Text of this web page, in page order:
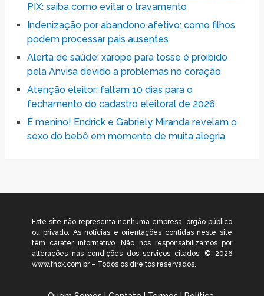
PIX: saiba como evitar o travamento
Indenização por abandono afetivo: como filhos
podem processar pais ausentes
Alerta de saúde: xarope para tosse é proibido
pela Anvisa devido a problemas no coração
Atenção eleitor: faltam 10 dias para o
fechamento do cadastro eleitoral de 2026
É menino! Endrick e Gabriely Miranda revelam o
sexo do bebê em momento de muita alegria
Este site não representa nenhuma empresa, órgão público
ou privado. As notícias e orientações contidas neste site
têm caráter informativo. Não nos responsabilizamos por
alterações nas condições dos serviços citados. © 2026
www.fhox.com.br – Todos os direitos reservados.